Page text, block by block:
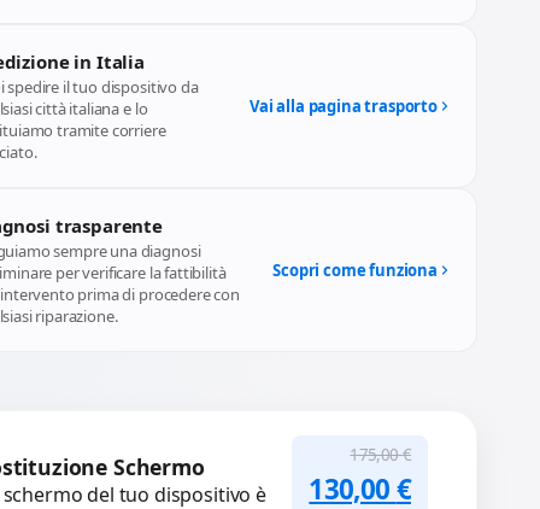
in Italia
spedire il tuo dispositivo da
città italiana e lo
tramite corriere
Vai alla pagina trasporto
trasparente
sempre una diagnosi
per verificare la fattibilità
prima di procedere con
riparazione.
Scopri come funziona
Schermo
schermo del tuo dispositivo è
175,00€
Il prezzo originale
130,00€Il prezzo